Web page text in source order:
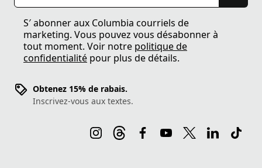
S′ abonner aux Columbia courriels de
marketing. Vous pouvez vous désabonner à
tout moment. Voir notre politique de
confidentialité pour plus de détails.
Obtenez 15% de rabais.
Inscrivez-vous aux textes.